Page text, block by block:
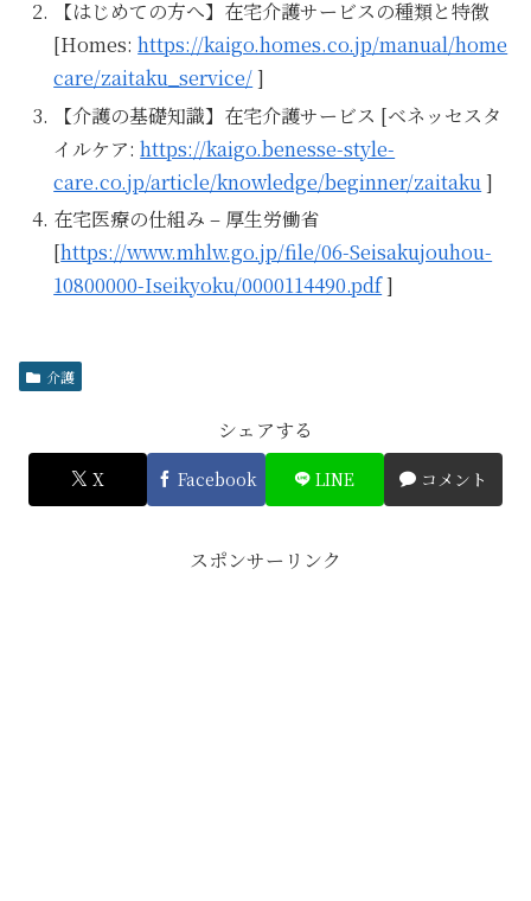
【はじめての方へ】在宅介護サービスの種類と特徴
[Homes:https://kaigo.homes.co.jp/manual/home
care/zaitaku_service/]
【介護の基礎知識】在宅介護サービス [ベネッセスタ
イルケア:https://kaigo.benesse-style-
care.co.jp/article/knowledge/beginner/zaitaku ]
在宅医療の仕組み – 厚生労働省
[https://www.mhlw.go.jp/file/06-Seisakujouhou-
10800000-Iseikyoku/0000114490.pdf]
介護
シェアする
X Facebook LINE コメント
スポンサーリンク